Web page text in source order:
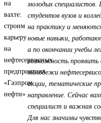
молодых
студентов вузов и
на практику и
новые навыки,
а по окончании учебы
возможность
молодежи
акции, тематические
направление. Сейчас
специалист и важная
Для нас значимы